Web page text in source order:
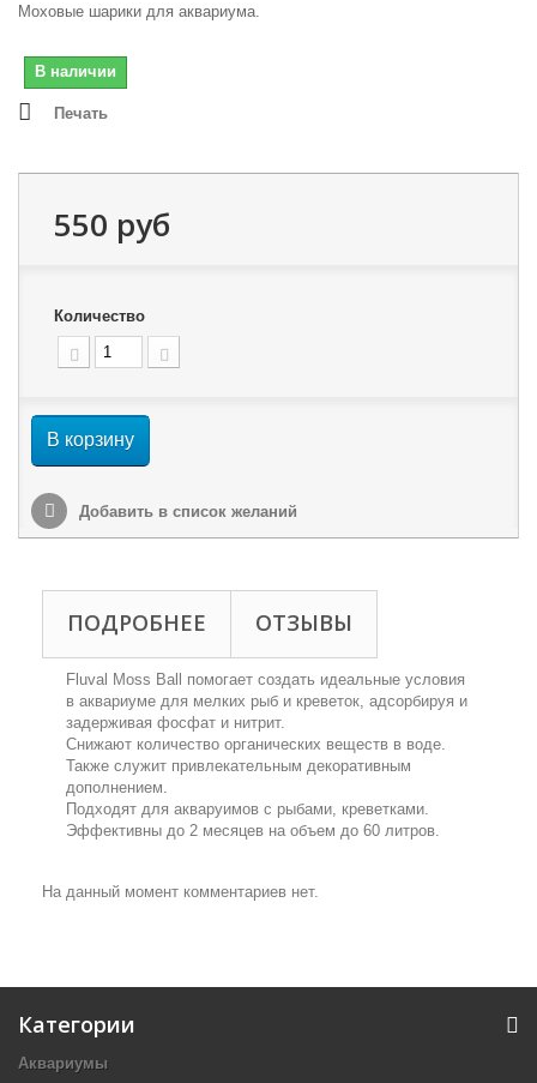
Моховые шарики для аквариума.
В наличии
Печать
550 руб
Количество
В корзину
Добавить в список желаний
ПОДРОБНЕЕ ОТЗЫВЫ
Fluval Moss Ball помогает создать идеальные условия
в аквариуме для мелких рыб и креветок, адсорбируя и
задерживая фосфат и нитрит.
Снижают количество органических веществ в воде.
Также служит привлекательным декоративным
дополнением.
Подходят для акваруимов с рыбами, креветками.
Эффективны до 2 месяцев на объем до 60 литров.
На данный момент комментариев нет.
Категории
Аквариумы